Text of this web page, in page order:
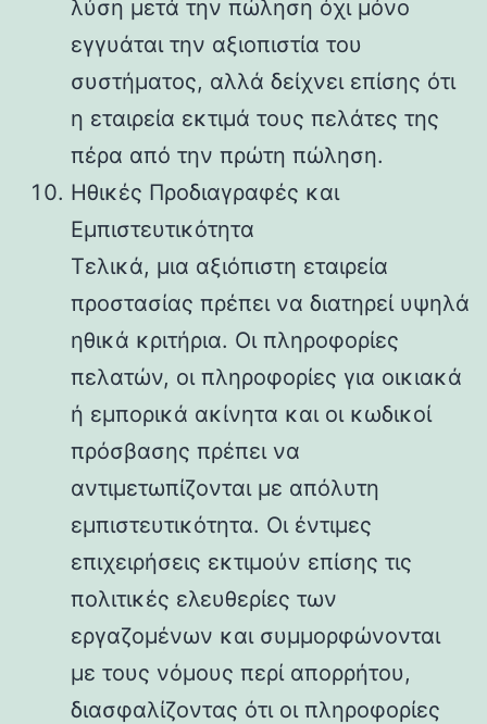
λύση μετά την πώληση όχι μόνο
εγγυάται την αξιοπιστία του
συστήματος, αλλά δείχνει επίσης ότι
η εταιρεία εκτιμά τους πελάτες της
πέρα ​​από την πρώτη πώληση.
Ηθικές Προδιαγραφές και
Εμπιστευτικότητα
Τελικά, μια αξιόπιστη εταιρεία
προστασίας πρέπει να διατηρεί υψηλά
ηθικά κριτήρια. Οι πληροφορίες
πελατών, οι πληροφορίες για οικιακά
ή εμπορικά ακίνητα και οι κωδικοί
πρόσβασης πρέπει να
αντιμετωπίζονται με απόλυτη
εμπιστευτικότητα. Οι έντιμες
επιχειρήσεις εκτιμούν επίσης τις
πολιτικές ελευθερίες των
εργαζομένων και συμμορφώνονται
με τους νόμους περί απορρήτου,
διασφαλίζοντας ότι οι πληροφορίες